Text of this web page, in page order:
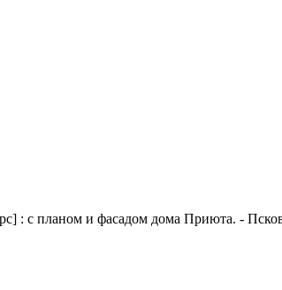
: с планом и фасадом дома Приюта. -